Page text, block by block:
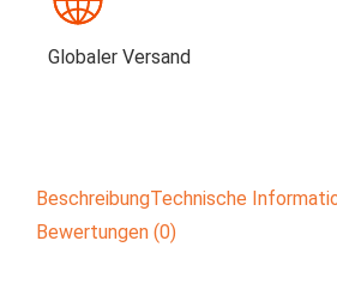
Globaler Versand
BeschreibungTechnische
Bewertungen (0)